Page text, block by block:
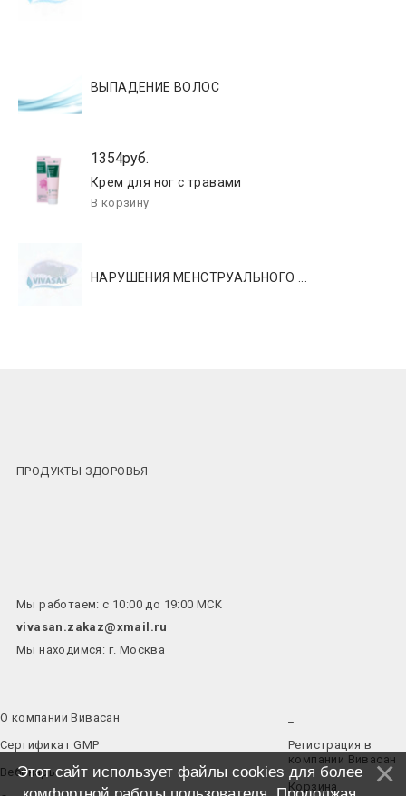
ВЫПАДЕНИЕ ВОЛОС
1354руб.
Крем для ног с травами
НАРУШЕНИЯ МЕНСТРУАЛЬНОГО ...
ПРОДУКТЫ ЗДОРОВЬЯ
Мы работаем: с 10:00 до 19:00 МСК
vivasan.zakaz@xmail.ru
Мы находимся: г. Москва
О компании Вивасан
Сертификат GMP
Вебинары
Регистрация в
компании Вивасан
Корзина
Этот сайт использует файлы cookies для более